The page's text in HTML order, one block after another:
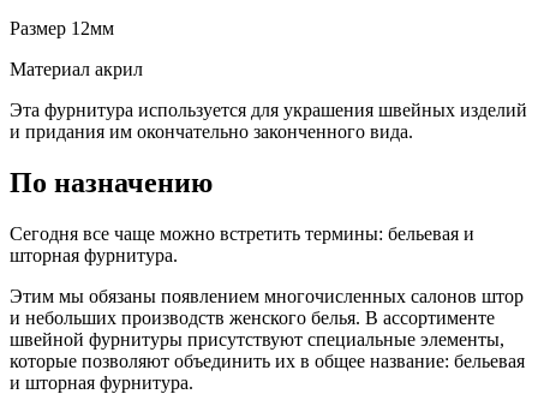
Размер 12мм
Материал акрил
Эта фурнитура используется для украшения швейных изделий
и придания им окончательно законченного вида.
По назначению
Сегодня все чаще можно встретить термины: бельевая и
шторная фурнитура.
Этим мы обязаны появлением многочисленных салонов штор
и небольших производств женского белья. В ассортименте
швейной фурнитуры присутствуют специальные элементы,
которые позволяют объединить их в общее название: бельевая
и шторная фурнитура.